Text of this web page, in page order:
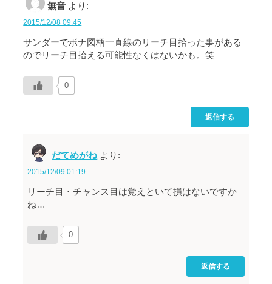
無音 より:
2015/12/08 09:45
サンダーでボナ図柄一直線のリーチ目拾った事がある
のでリーチ目拾える可能性なくはないかも。笑
0
返信する
だてめがね より:
2015/12/09 01:19
リーチ目・チャンス目は覚えといて損はないですか
ね…
0
返信する